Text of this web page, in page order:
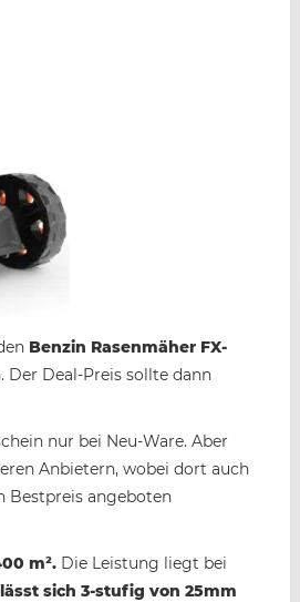
Benzin Rasenmäher FX-
Der Deal-Preis sollte dann
nur bei Neu-Ware. Aber
Anbietern, wobei dort auch
Bestpreis angeboten
m². Die Leistung liegt bei
sich 3-stufig von 25mm